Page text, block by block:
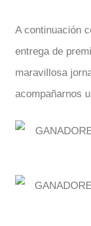
A continuación
entrega de
maravillosa
acompañarnos